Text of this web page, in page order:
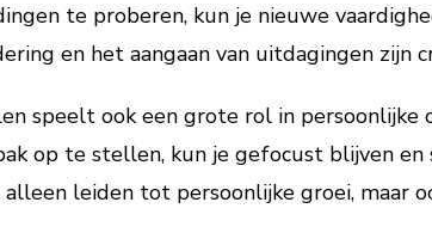
te proberen, kun je nieuwe
en het aangaan van uitdagingen zijn
speelt ook een grote rol in
op te stellen, kun je gefocust blijven
leiden tot persoonlijke groei, maar